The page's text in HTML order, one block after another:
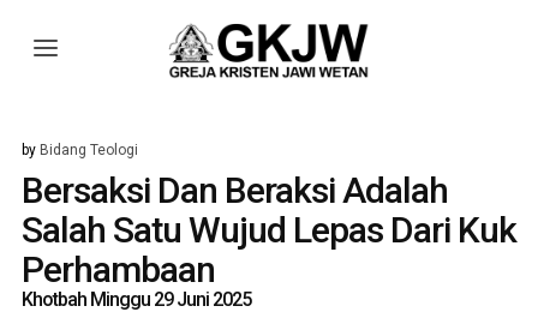
by Bidang Teologi
Bersaksi Dan Beraksi Adalah
Salah Satu Wujud Lepas Dari Kuk
Perhambaan
Khotbah Minggu 29 Juni 2025